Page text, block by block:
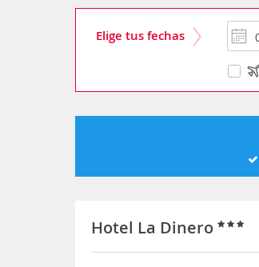
Elige tus fechas
Hotel La Dinero